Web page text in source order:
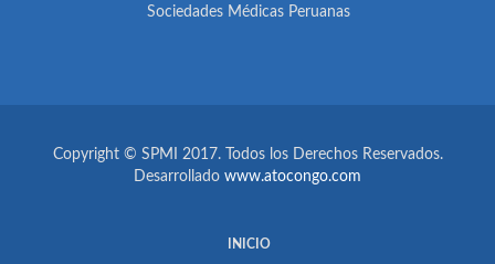
Sociedades Médicas Peruanas
Copyright © SPMI 2017. Todos los Derechos Reservados.
Desarrollado www.atocongo.com
INICIO